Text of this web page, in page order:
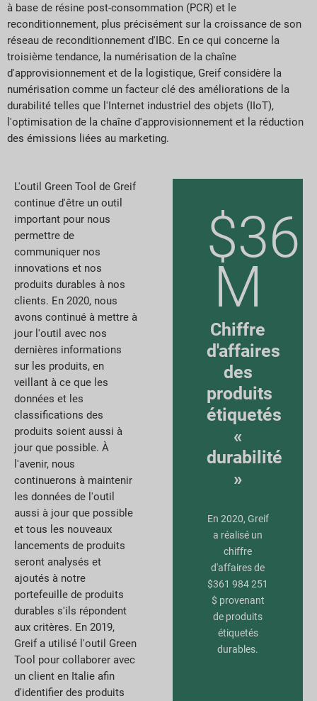
à base de résine post-consommation (PCR) et le
reconditionnement, plus précisément sur la croissance de son
réseau de reconditionnement d'IBC. En ce qui concerne la
troisième tendance, la numérisation de la chaîne
d'approvisionnement et de la logistique, Greif considère la
numérisation comme un facteur clé des améliorations de la
durabilité telles que l'Internet industriel des objets (IIoT),
l'optimisation de la chaîne d'approvisionnement et la réduction
des émissions liées au marketing.
M
Chiffre
d'affaires
des
produits
étiquetés
«
durabilité
»
En 2020, Greif
a réalisé un
chiffre
d'affaires de
$361 984 251
$ provenant
de produits
étiquetés
durables.
L'outil Green Tool de Greif
continue d'être un outil
important pour nous
permettre de
communiquer nos
innovations et nos
produits durables à nos
clients. En 2020, nous
avons continué à mettre à
jour l'outil avec nos
dernières informations
sur les produits, en
veillant à ce que les
données et les
classifications des
produits soient aussi à
jour que possible. À
l'avenir, nous
continuerons à maintenir
les données de l'outil
aussi à jour que possible
et tous les nouveaux
lancements de produits
seront analysés et
ajoutés à notre
portefeuille de produits
durables s'ils répondent
aux critères. En 2019,
Greif a utilisé l'outil Green
Tool pour collaborer avec
un client en Italie afin
d'identifier des produits